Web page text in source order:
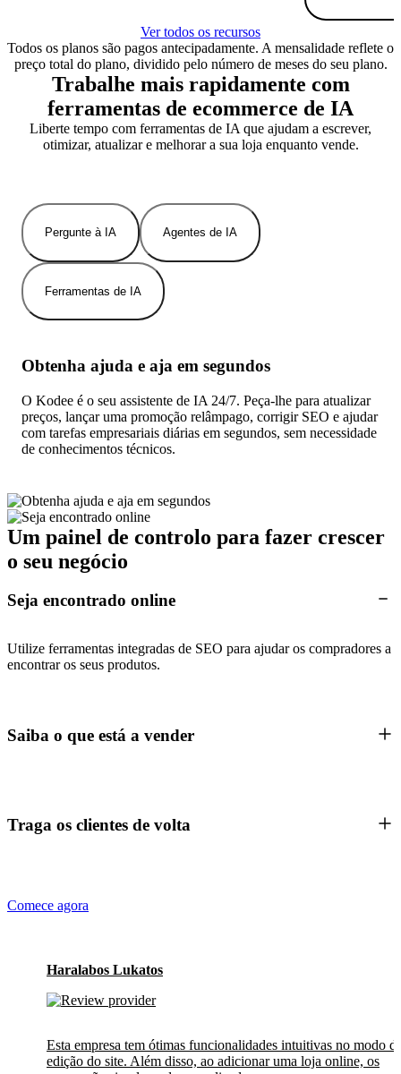
Ver todos os recursos
Todos os planos são pagos antecipadamente. A mensalidade reflete o
preço total do plano, dividido pelo número de meses do seu plano.
Trabalhe mais rapidamente com
ferramentas de ecommerce de IA
Liberte tempo com ferramentas de IA que ajudam a escrever,
otimizar, atualizar e melhorar a sua loja enquanto vende.
Pergunte à IA Agentes de IA
Ferramentas de IA
Obtenha ajuda e aja em segundos
O Kodee é o seu assistente de IA 24/7. Peça-lhe para atualizar
preços, lançar uma promoção relâmpago, corrigir SEO e ajudar
com tarefas empresariais diárias em segundos, sem necessidade
de conhecimentos técnicos.
Um painel de controlo para fazer crescer
o seu negócio
Seja encontrado online
Utilize ferramentas integradas de SEO para ajudar os compradores a
encontrar os seus produtos.
Saiba o que está a vender
Traga os clientes de volta
Comece agora
Haralabos Lukatos
Esta empresa tem ótimas funcionalidades intuitivas no modo
edição do site. Além disso, ao adicionar uma loja online, os